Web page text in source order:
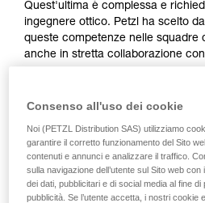
Quest'ultima è complessa e
ingegnere ottico. Petzl ha scelto
queste competenze nelle squadre
anche in stretta collaborazione
Lampade Petzl:
Consenso all'uso dei cookie
Noi (PETZL Distribution SAS) utilizziamo
garantire il corretto funzionamento del Sito
contenuti e annunci e analizzare il traffico.
sulla navigazione dell’utente sul Sito web
dei dati, pubblicitari e di social media al fine
pubblicità. Se l’utente accetta, i nostri cookie